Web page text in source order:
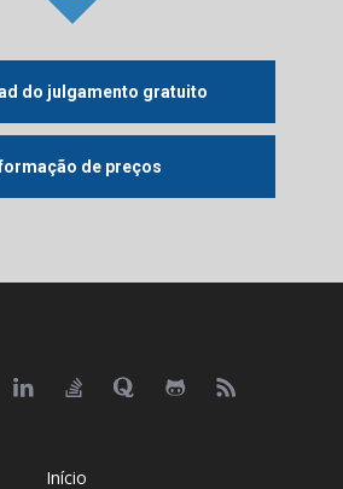
do julgamento gratuito
de preços
Início